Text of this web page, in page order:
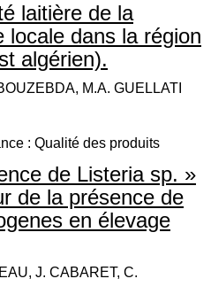
laitière de la
locale dans la région
algérien).
M.A. GUELLATI
: Qualité des produits
de Listeria sp. »
de la présence de
en élevage
J. CABARET, C.